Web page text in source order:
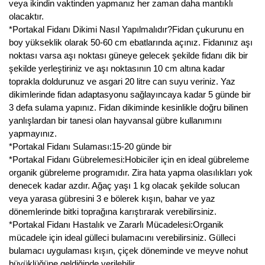
veya ikindin vaktinden yapmanız her zaman daha mantıklı
olacaktır.
*Portakal Fidanı Dikimi Nasıl Yapılmalıdır?Fidan çukurunu en
boy yükseklik olarak 50-60 cm ebatlarında açınız. Fidanınız aşı
noktası varsa aşı noktası güneye gelecek şekilde fidanı dik bir
şekilde yerleştiriniz ve aşı noktasının 10 cm altına kadar
toprakla doldurunuz ve asgari 20 litre can suyu veriniz. Yaz
dikimlerinde fidan adaptasyonu sağlayıncaya kadar 5 günde bir
3 defa sulama yapınız. Fidan dikiminde kesinlikle doğru bilinen
yanlışlardan bir tanesi olan hayvansal gübre kullanımını
yapmayınız.
*Portakal Fidanı Sulaması:15-20 günde bir
*Portakal Fidanı Gübrelemesi:Hobiciler için en ideal gübreleme
organik gübreleme programıdır. Zira hata yapma olasılıkları yok
denecek kadar azdır. Ağaç yaşı 1 kg olacak şekilde solucan
veya yarasa gübresini 3 e bölerek kışın, bahar ve yaz
dönemlerinde bitki toprağına karıştırarak verebilirsiniz.
*Portakal Fidanı Hastalık ve Zararlı Mücadelesi:Organik
mücadele için ideal gülleci bulamacını verebilirsiniz. Gülleci
bulamacı uygulaması kışın, çiçek döneminde ve meyve nohut
Yaban Mersini Fidanı
Zeytin Fidanı